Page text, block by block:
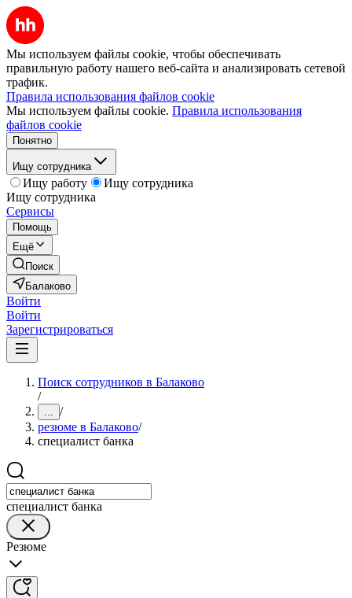
Мы используем файлы cookie, чтобы обеспечивать
правильную работу нашего веб-сайта и анализировать сетевой
трафик.
Правила использования файлов cookie
Мы используем файлы cookie. Правила использования
файлов cookie
Понятно
Ищу сотрудника
Ищу работу
Ищу сотрудника
Ищу сотрудника
Сервисы
Помощь
Ещё
Поиск
Балаково
Войти
Войти
Зарегистрироваться
Поиск сотрудников в Балаково
/
... /
резюме в Балаково/
специалист банка
специалист банка
Резюме